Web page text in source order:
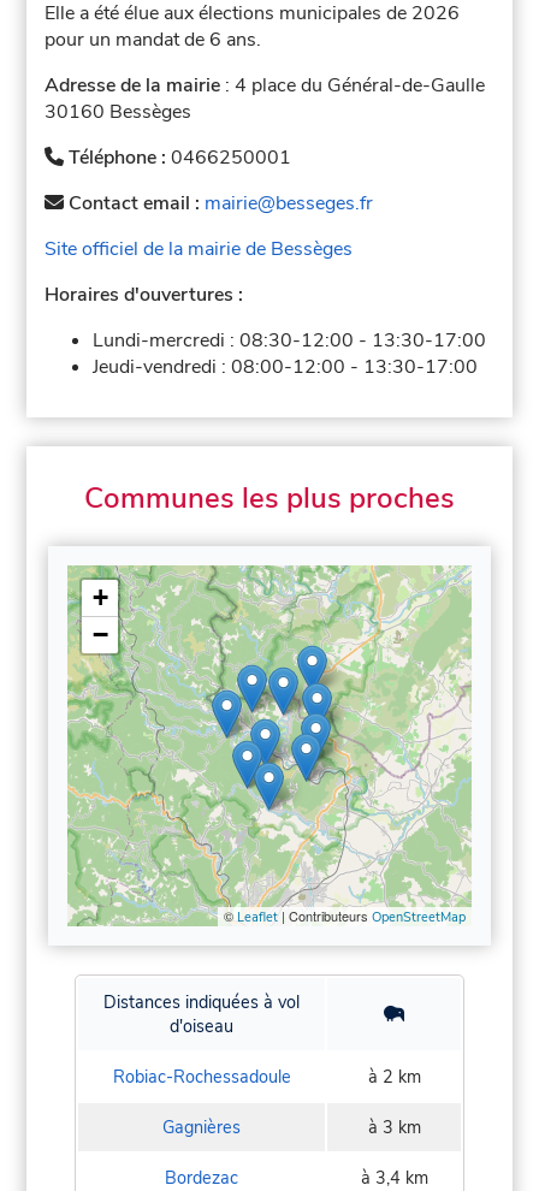
Elle a été élue aux élections municipales de 2026
pour un mandat de 6 ans.
Adresse de la mairie : 4 place du Général-de-Gaulle
30160 Bessèges
Téléphone :0466250001
Contact email : mairie@besseges.fr
Site officiel de la mairie de Bessèges
Horaires d'ouvertures :
Lundi-mercredi :08:30-12:00 - 13:30-17:00
Jeudi-vendredi :08:00-12:00 - 13:30-17:00
Communes les plus proches
+
−
© Leaflet| Contributeurs OpenStreetMap
Distances indiquées à vol
d'oiseau
Robiac-Rochessadoule à 2 km
Gagnières à 3 km
Bordezac à 3,4 km